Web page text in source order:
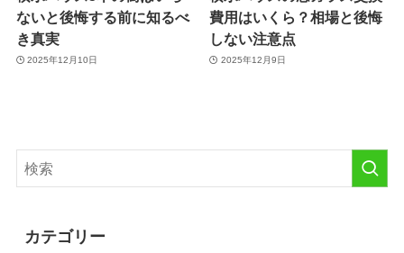
ないと後悔する前に知るべ
き真実
2025年12月10日
費用はいくら？相場と後悔
しない注意点
2025年12月9日
カテゴリー